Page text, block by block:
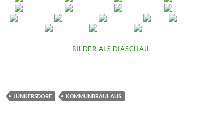
BILDER ALS DIASCHAU
JUNKERSDORF KOMMUNBRAUHAUS